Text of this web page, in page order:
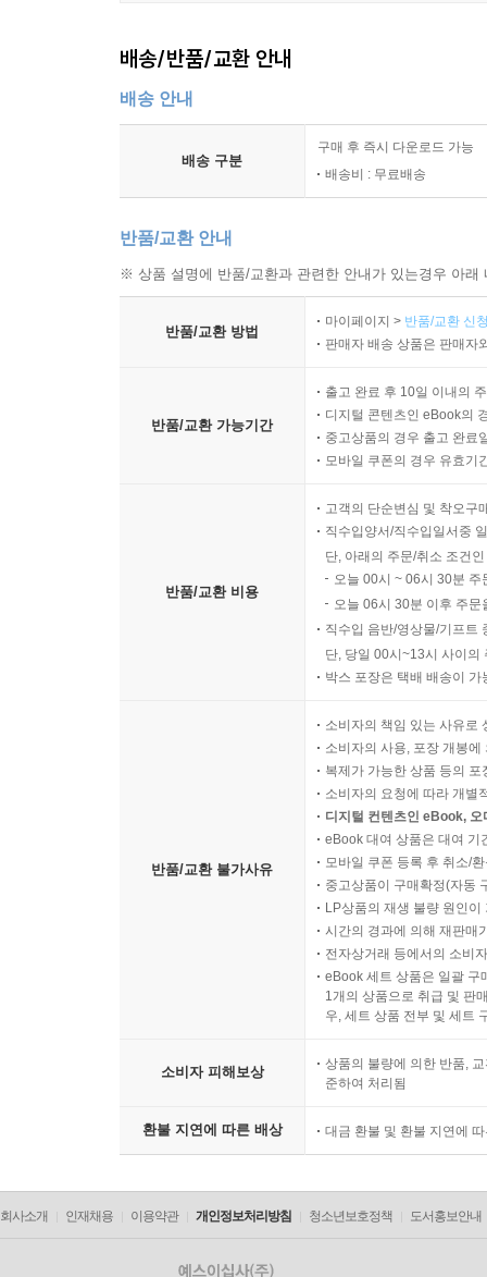
배송/반품/교환 안내
배송 안내
배송 구분
구매 후 즉시 다운로드 가능
배송비 : 무료배송
반품/교환 안내
※ 상품 설명에 반품/교환과 관련한 안내가 있는경우 아
반품/교환 방법
마이페이지 > 반품/교환 신
판매자 배송 상품은 판매자
반품/교환 가능기간
출고 완료 후 10일 이내의
디지털 콘텐츠인 eBook의
중고상품의 경우 출고 완료
모바일 쿠폰의 경우 유효기
반품/교환 비용
고객의 단순변심 및 착오구
직수입양서/직수입일서중
단, 아래의 주문/취소 조건
오늘 00시 ~ 06시 30분
오늘 06시 30분 이후 주
직수입 음반/영상물/기프트
단, 당일 00시~13시 사이의
박스 포장은 택배 배송이
반품/교환 불가사유
소비자의 책임 있는 사유로
소비자의 사용, 포장 개봉
복제가 가능한 상품 등의
소비자의 요청에 따라 개별
디지털 컨텐츠인 eBook,
eBook 대여 상품은 대여 기
모바일 쿠폰 등록 후 취소/
중고상품이 구매확정(자동
LP상품의 재생 불량 원인
시간의 경과에 의해 재판매
전자상거래 등에서의 소비
eBook 세트 상품은 일괄 구
1개의 상품으로 취급 및 판
우, 세트 상품 전부 및 세트
소비자 피해보상
상품의 불량에 의한 반품,
준하여 처리됨
환불 지연에 따른 배상 대금 환불 및 환불 지연에
회사소개 인재채용 이용약관 개인정보처리방침 청소년보호정책 도서홍보안내